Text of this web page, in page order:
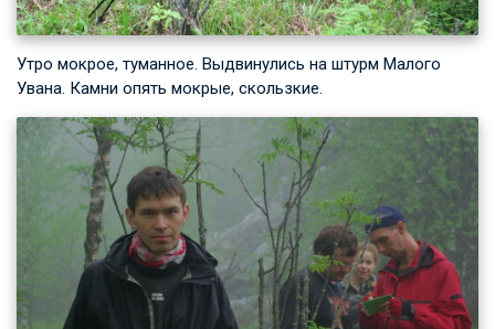
Утро мокрое, туманное. Выдвинулись на штурм Малого
Увана. Камни опять мокрые, скользкие.